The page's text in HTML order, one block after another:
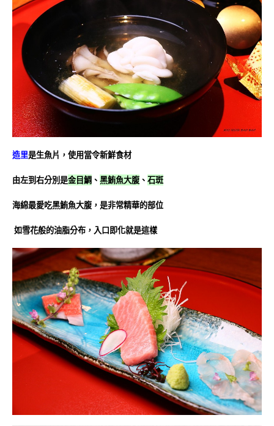
造里是生魚片，使用當令新鮮食材
由左到右分別是金目鯛 、 黑鮪魚大腹 、 石斑
海綿最愛吃黑鮪魚大腹， 是非常精華的部位
如雪花般的油脂分布， 入口即化就是這樣